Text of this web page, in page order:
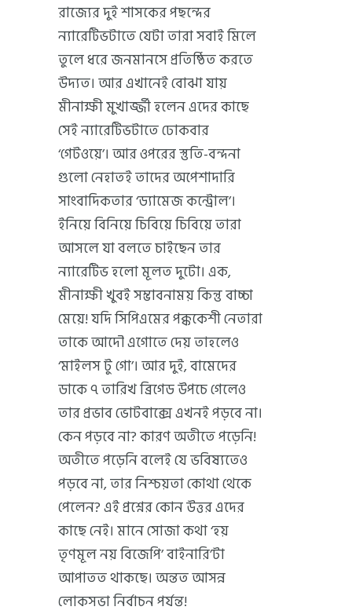
রাজ্যের দুই শাসকের পছন্দের
ন্যারেটিভটাতে যেটা তারা সবাই মিলে
তুলে ধরে জনমানসে প্রতিষ্ঠিত করতে
উদ্যত। আর এখানেই বোঝা যায়
মীনাক্ষী মুখার্জ্জী হলেন এদের কাছে
সেই ন্যারেটিভটাতে ঢোকবার
‘গেটওয়ে’। আর ওপরের স্তুতি-বন্দনা
গুলো নেহাতই তাদের অপেশাদারি
সাংবাদিকতার ‘ড্যামেজ কন্ট্রোল’।
ইনিয়ে বিনিয়ে চিবিয়ে চিবিয়ে তারা
আসলে যা বলতে চাইছেন তার
ন্যারেটিভ হলো মূলত দুটো। এক,
মীনাক্ষী খুবই সম্ভাবনাময় কিন্তু বাচ্চা
মেয়ে! যদি সিপিএমের পক্ককেশী নেতারা
তাকে আদৌ এগোতে দেয় তাহলেও
‘মাইলস টু গো’। আর দুই, বামেদের
ডাকে ৭ তারিখ ব্রিগেড উপচে গেলেও
তার প্রভাব ভোটবাক্সে এখনই পড়বে না।
কেন পড়বে না? কারণ অতীতে পড়েনি!
অতীতে পড়েনি বলেই যে ভবিষ্যতেও
পড়বে না, তার নিশ্চয়তা কোথা থেকে
পেলেন? এই প্রশ্নের কোন উত্তর এদের
কাছে নেই। মানে সোজা কথা ‘হয়
তৃণমূল নয় বিজেপি’ বাইনারি’টা
আপাতত থাকছে। অন্তত আসন্ন
লোকসভা নির্বাচন পর্যন্ত!